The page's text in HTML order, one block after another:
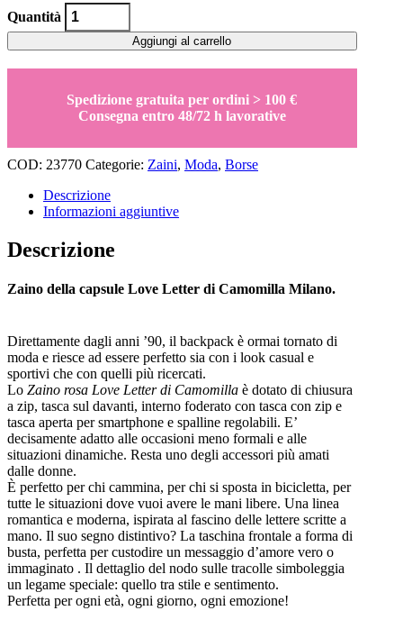
Zaino
Love
Quantità
Aggiungi al carrello
Spedizione gratuita per ordini > 100 €
Consegna entro 48/72 h lavorative
COD: 23770 Categorie: Zaini, Moda, Borse
Descrizione
Informazioni aggiuntive
Descrizione
Zaino della capsule Love Letter di Camomilla Milano.
Direttamente dagli anni ’90, il backpack è ormai tornato di
moda e riesce ad essere perfetto sia con i look casual e
sportivi che con quelli più ricercati.
Lo Zaino rosa Love Letter di Camomilla è dotato di chiusura
a zip, tasca sul davanti, interno foderato con tasca con zip e
tasca aperta per smartphone e spalline regolabili. E’
decisamente adatto alle occasioni meno formali e alle
situazioni dinamiche. Resta uno degli accessori più amati
dalle donne.
È perfetto per chi cammina, per chi si sposta in bicicletta, per
tutte le situazioni dove vuoi avere le mani libere. Una linea
romantica e moderna, ispirata al fascino delle lettere scritte a
mano. Il suo segno distintivo? La taschina frontale a forma di
busta, perfetta per custodire un messaggio d’amore vero o
immaginato . Il dettaglio del nodo sulle tracolle simboleggia
un legame speciale: quello tra stile e sentimento.
Perfetta per ogni età, ogni giorno, ogni emozione!